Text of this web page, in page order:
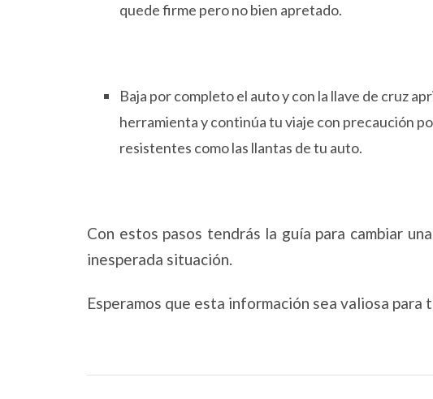
quede firme pero no bien apretado.
Baja por completo el auto y con la llave de cruz
herramienta y continúa tu viaje con precaución
resistentes como las llantas de tu auto.
Con estos pasos tendrás la guía para cambiar
inesperada situación.
Esperamos que esta información sea valiosa para